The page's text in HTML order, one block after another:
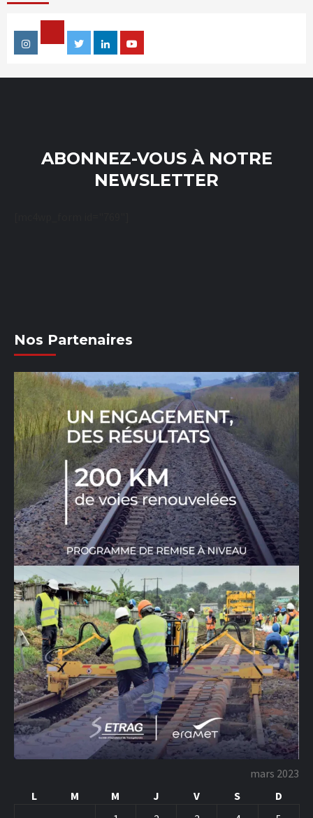
Instagram
Facebook
TwitterLinkedin
ABONNEZ-VOUS À NOTRE
NEWSLETTER
Nos Partenaires
mars 2023
L
M M J V S
D